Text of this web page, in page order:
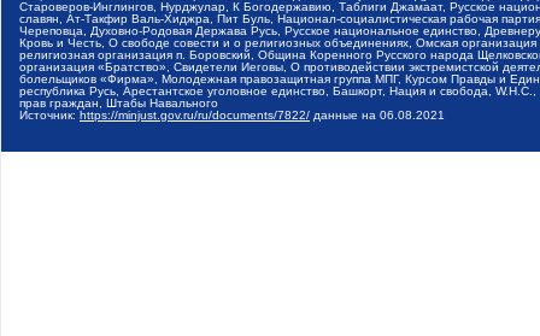
Староверов-Инглингов, Нурджулар, К Богодержавию, Таблиги Джамаат, Русское
славян, Ат-Такфир Валь-Хиджра, Пит Буль, Национал-социалистическая рабочая
Череповца, Духовно-Родовая Держава Русь, Русское национальное единство,
Кровь и Честь, О свободе совести и о религиозных объединениях, Омская
религиозная организация п. Боровский, Община Коренного Русского народа
организация «Братство», Свидетели Иеговы, О противодействии экстремистской
болельщиков «Фирма», Молодежная правозащитная группа МПГ, Курсом Правды и
республика Русь, Арестантское уголовное единство, Башкорт, Нация и свобода,
прав граждан, Штабы Навального
Источник: https://minjust.gov.ru/ru/documents/7822/ данные на 06.08.2021